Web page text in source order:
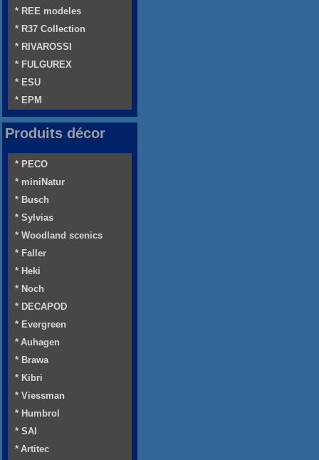
* REE modeles
* R37 Collection
* RIVAROSSI
* FULGUREX
* ESU
* EPM
Produits décor
* PECO
* miniNatur
* Busch
* Sylvias
* Woodland scenics
* Faller
* Heki
* Noch
* DECAPOD
* Evergreen
* Auhagen
* Brawa
* Kibri
* Viessman
* Humbrol
* SAI
* Artitec